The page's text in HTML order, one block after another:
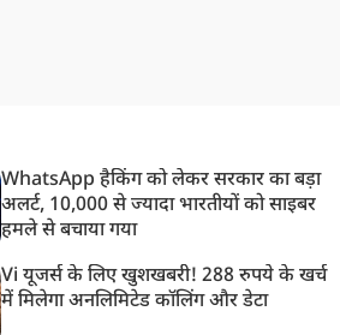
WhatsApp हैकिंग को लेकर सरकार का बड़ा
अलर्ट, 10,000 से ज्यादा भारतीयों को साइबर
हमले से बचाया गया
Vi यूजर्स के लिए खुशखबरी! 288 रुपये के खर्च
में मिलेगा अनलिमिटेड कॉलिंग और डेटा